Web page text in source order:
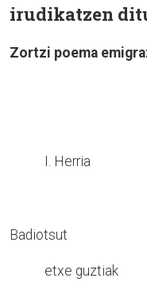
irudikatzen
Zortzi poema
I. Herria
Badiotsut
etxe guztiak